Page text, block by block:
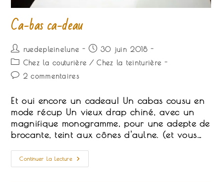
Ca-bas ca-deau
Auteur/autrice
de
publication :
ruedepleinelune
Publication
publiée :
30 juin 2018
Post
category:
Chez la couturière / Chez la teinturière
Commentaires
la
publication :
2 commentaires
Et oui encore un cadeau! Un cabas cousu en
mode récup Un vieux drap chiné, avec un
magnifique monogramme, pour une adepte de
brocante, teint aux cônes d'aulne. (et vous…
Continuer La LectureCa-
Bas